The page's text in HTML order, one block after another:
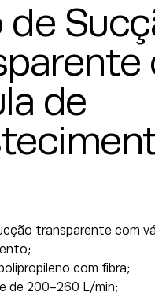
de
de
transparente com
com fibra;
de 200-260 L/min;